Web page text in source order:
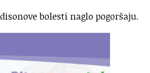
bolesti naglo pogoršaju.